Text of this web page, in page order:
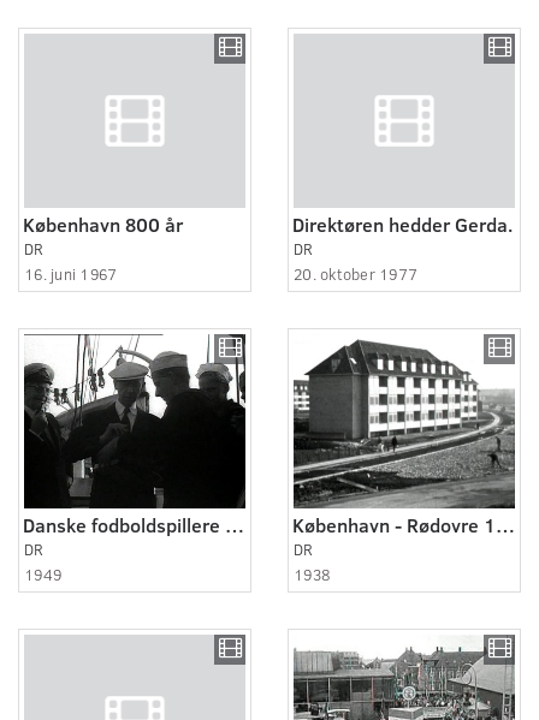
København 800 år
DR
16. juni 1967
Direktøren hedder Gerda.
DR
20. oktober 1977
Danske fodboldspillere i Italien
DR
1949
København - Rødovre 1938
DR
1938